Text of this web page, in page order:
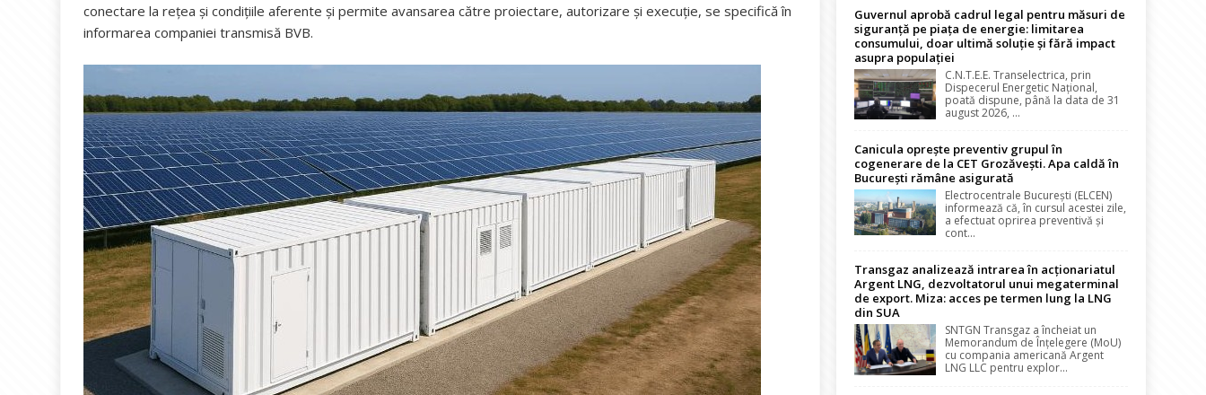
conectare la rețea și condițiile aferente și permite avansarea către proiectare, autorizare și execuție, se specifică în
informarea companiei transmisă BVB.
Guvernul aprobă cadrul legal pentru măsuri de
siguranță pe piața de energie: limitarea
consumului, doar ultimă soluție și fără impact
asupra populației
C.N.T.E.E. Transelectrica, prin
Dispecerul Energetic Național,
poată dispune, până la data de 31
august 2026, ...
Canicula oprește preventiv grupul în
cogenerare de la CET Grozăvești. Apa caldă în
București rămâne asigurată
Electrocentrale București (ELCEN)
informează că, în cursul acestei zile,
a efectuat oprirea preventivă și
cont...
Transgaz analizează intrarea în acționariatul
Argent LNG, dezvoltatorul unui megaterminal
de export. Miza: acces pe termen lung la LNG
din SUA
SNTGN Transgaz a încheiat un
Memorandum de Înțelegere (MoU)
cu compania americană Argent
LNG LLC pentru explor...